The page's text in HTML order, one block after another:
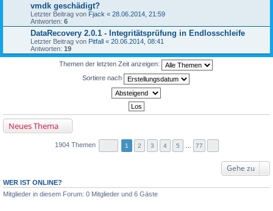
vmdk geschädigt?
Letzter Beitrag von Fjack « 28.06.2014, 21:59
Antworten: 6
DataRecovery 2.0.1 - Integritätsprüfung in Endlosschleife
Letzter Beitrag von Pitfall « 20.06.2014, 08:41
Antworten: 19
Themen der letzten Zeit anzeigen:
Sortiere nach
Neues Thema
1904 Themen 1 2 3 4 5 77
Gehe zu
WER IST ONLINE?
Mitglieder in diesem Forum: 0 Mitglieder und 6 Gäste